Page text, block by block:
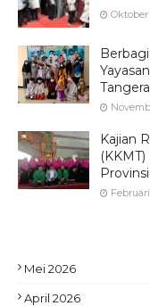
Oktober
Kajian
Mei 2026
April 2026